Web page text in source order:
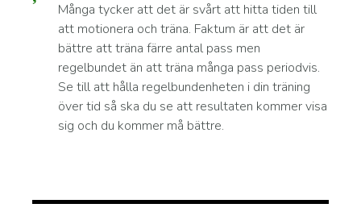
Många tycker att det är svårt att hitta tiden till
att motionera och träna. Faktum är att det är
bättre att träna färre antal pass men
regelbundet än att träna många pass periodvis.
Se till att hålla regelbundenheten i din träning
över tid så ska du se att resultaten kommer visa
sig och du kommer må bättre.